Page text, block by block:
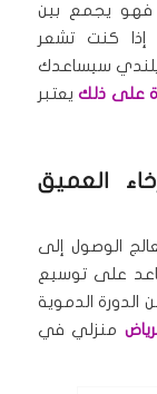
فهو يجمع بين
إذا كنت تشعر
سيساعدك
على ذلكيعتبر
العميق
الوصول إلى
على توسيع
الدورة الدموية
منزلي في